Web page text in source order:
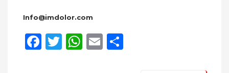
Info@imdolor.com
Facebook
Twitter
WhatsApp
Email